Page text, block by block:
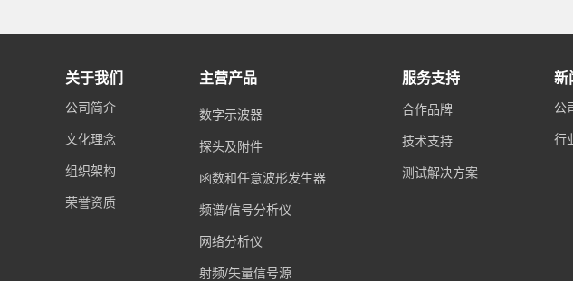
关于我们
公司简介
文化理念
组织架构
荣誉资质
主营产品
数字示波器
探头及附件
函数和任意波形发生器
频谱/信号分析仪
网络分析仪
射频/矢量信号源
服务支持
合作品牌
技术支持
测试解决方案
新
公
行